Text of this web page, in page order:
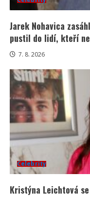
Jarek Nohavica
pustil do lidí, kteří
7. 8. 2026
Celebrity
Kristýna Leichtová